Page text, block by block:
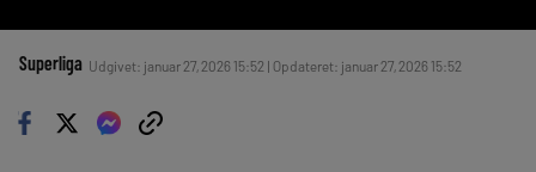
Superliga Udgivet: januar 27, 2026 15:52 | Opdateret: januar 27, 2026 15:52